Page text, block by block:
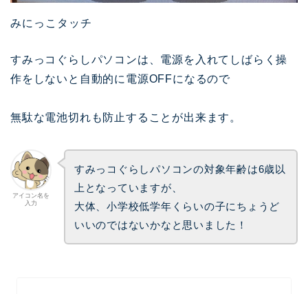
みにっこタッチ
すみっコぐらしパソコンは、電源を入れてしばらく操
作をしないと自動的に電源OFFになるので
無駄な電池切れも防止することが出来ます。
アイコン名を
入力
すみっコぐらしパソコンの対象年齢は6歳以
上となっていますが、
大体、小学校低学年くらいの子にちょうど
いいのではないかなと思いました！